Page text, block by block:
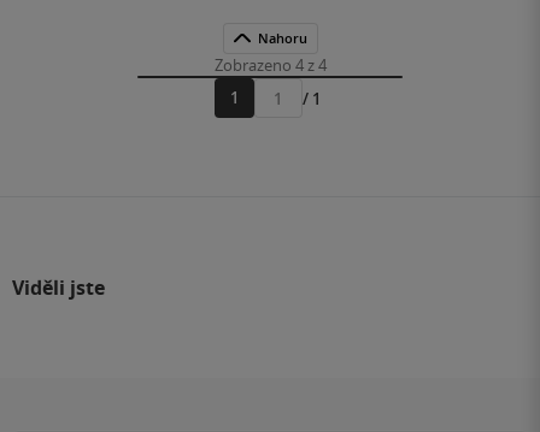
Nahoru
Zobrazeno 4 z 4
1
Přejít
/ 1
Viděli jste